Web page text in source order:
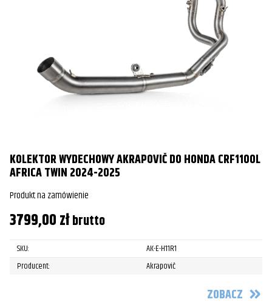
KOLEKTOR WYDECHOWY AKRAPOVIČ DO HONDA CRF1100L
AFRICA TWIN 2024-2025
Produkt na zamówienie
3799,00złbrutto
SKU:
AK-E-H11R1
Producent:
Akrapovič
ZOBACZ